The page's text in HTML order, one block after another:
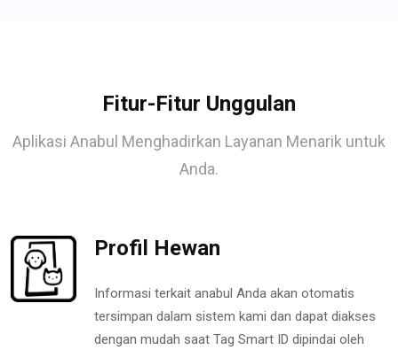
Fitur-Fitur Unggulan
Aplikasi Anabul Menghadirkan Layanan Menarik untuk
Anda.
Profil Hewan
Informasi terkait anabul Anda akan otomatis
tersimpan dalam sistem kami dan dapat diakses
dengan mudah saat Tag Smart ID dipindai oleh